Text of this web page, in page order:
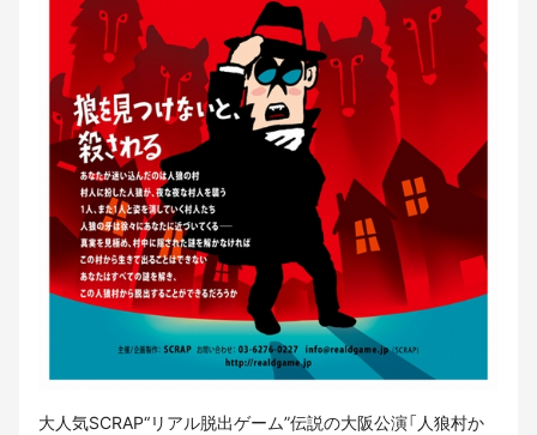
大人気SCRAP“リアル脱出ゲーム”伝説の大阪公演「人狼村か